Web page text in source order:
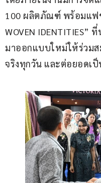
100 ผลิตภัณฑ์ พร้อมแฟชั่
WOVEN
มาออกแบบใหม่ให้ร่วมส
จริงทุกวัน และต่อยอดเ